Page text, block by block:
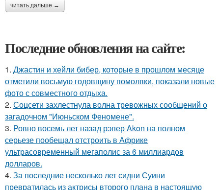
читать дальше →
Последние обновления на сайте:
1. Джастин и хейли бибер, которые в прошлом месяце
отметили восьмую годовщину помолвки, показали новые
фото с совместного отдыха.
2. Соцсети захлестнула волна тревожных сообщений о
загадочном "Июньском Феномене".
3. Ровно восемь лет назад рэпер Akon на полном
серьезе пообещал отстроить в Африке
ультрасовременный мегаполис за 6 миллиардов
долларов.
4. За последние несколько лет сидни Суини
превратилась из актрисы второго плана в настоящую